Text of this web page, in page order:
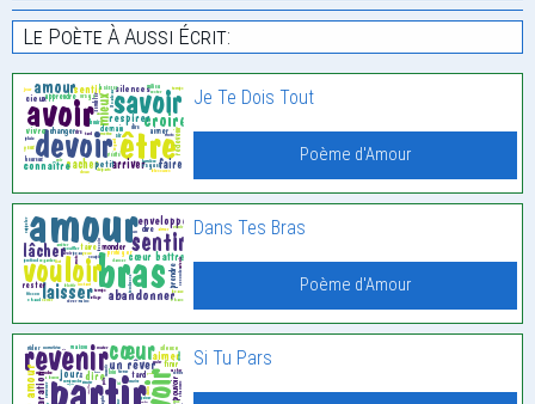
Le Poète À Aussi Écrit:
Je Te Dois Tout
Poème d'Amour
Dans Tes Bras
Poème d'Amour
Si Tu Pars